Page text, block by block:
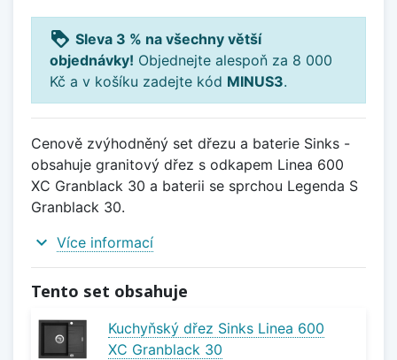
loyalty Sleva 3 % na všechny větší
objednávky! Objednejte alespoň za 8 000
Kč a v košíku zadejte kód MINUS3.
Cenově zvýhodněný set dřezu a baterie Sinks -
obsahuje granitový dřez s odkapem Linea 600
XC Granblack 30 a baterii se sprchou Legenda S
Granblack 30.
expand_more Více informací
Tento set obsahuje
Kuchyňský dřez Sinks Linea 600
XC Granblack 30